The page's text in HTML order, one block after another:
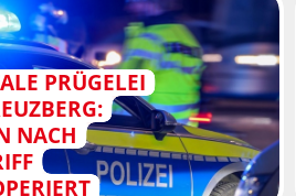
PRÜGELEI
NACH